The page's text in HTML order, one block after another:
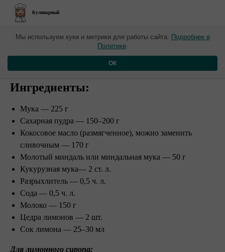
Кулинарный
​Нежный лимонный
кекс
Ингредиенты:
Мука — 225 г
Сахарная пудра — 150–200 г
Кокосовое масло (размягченное), можно заменить
сливочным — 170 г ⠀
Молотый миндаль или миндальная мука — 50 г
Кукурузная мука— 2 ст. л.
Разрыхлитель — 0,5 ч. л.
Сода — 0,5 ч. л.
Молоко — 150 г
Цедра лимонов — 2 шт.
Сок лимона — 25–30 мл ⠀
Для лимонного сиропа: ⠀
Мы используем куки и метрики для работы сайта. Подробнее в
Политике.
ОК